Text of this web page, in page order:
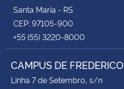
Santa Maria - RS
CEP: 97105-900
+55 (55) 3220-8000
CAMPUS DE
Linha 7 de Setembro, s/n